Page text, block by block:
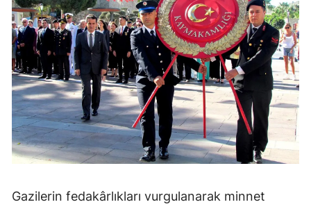
Gazilerin fedakârlıkları vurgulanarak minnet